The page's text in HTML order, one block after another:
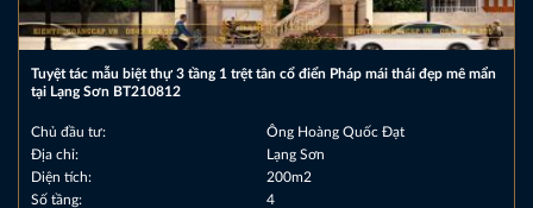
Tuyệt tác mẫu biệt thự 3 tầng 1 trệt tân cổ điển Pháp mái thái đẹp mê mẩn
tại Lạng Sơn BT210812
Chủ đầu tư:
Ông Hoàng Quốc Đạt
Địa chỉ:
Lạng Sơn
Diện tích:
200m2
Số tầng:
4